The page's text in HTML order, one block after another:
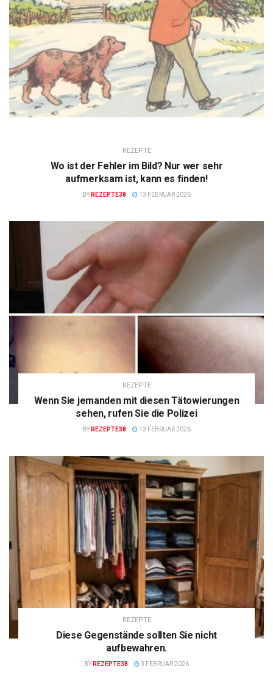
REZEPTE
Wo ist der Fehler im Bild? Nur wer sehr
aufmerksam ist, kann es finden!
BY REZEPTE38 13 FEBRUAR 2026
REZEPTE
Wenn Sie jemanden mit diesen Tätowierungen
sehen, rufen Sie die Polizei
BY REZEPTE38 13 FEBRUAR 2026
REZEPTE
Diese Gegenstände sollten Sie nicht
aufbewahren.
BY REZEPTE38 3 FEBRUAR 2026